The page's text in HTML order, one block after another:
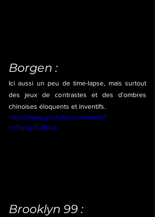
Borgen :
Ici aussi un peu de time-lapse, mais surtout
des jeux de contrastes et des d’ombres
chinoises éloquents et inventifs.
https://www.youtube.com/watch?
v=7lqQy3CBGLk
Brooklyn 99 :